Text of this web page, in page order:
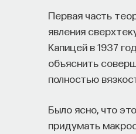
Первая часть
явления
Капицей в 1937
объяснить
полностью
Было ясно, что
придумать